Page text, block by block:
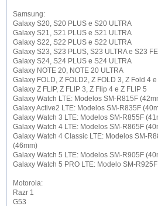
Samsung:
Galaxy S20, S20 PLUS e S20 ULTRA
Galaxy S21, S21 PLUS e S21 ULTRA
Galaxy S22, S22 PLUS e S22 ULTRA
Galaxy S23, S23 PLUS, S23 ULTRA e S23 FE
Galaxy S24, S24 PLUS e S24 ULTRA
Galaxy NOTE 20, NOTE 20 ULTRA
Galaxy FOLD, Z FOLD2, Z FOLD 3, Z Fold 4
Galaxy Z FLIP, Z FLIP 3, Z Flip 4 e Z FLIP 5
Galaxy Watch LTE: Modelos SM-R815F
Galaxy Active2 LTE: Modelos SM-R835F
Galaxy Watch 3 LTE: Modelos SM-R855F
Galaxy Watch 4 LTE: Modelos SM-R865F
Galaxy Watch 4 Classic LTE: Modelos SM-
(46mm)
Galaxy Watch 5 LTE: Modelos SM-R905F
Galaxy Watch 5 PRO LTE: Modelo SM-
Motorola:
Razr 1
G53